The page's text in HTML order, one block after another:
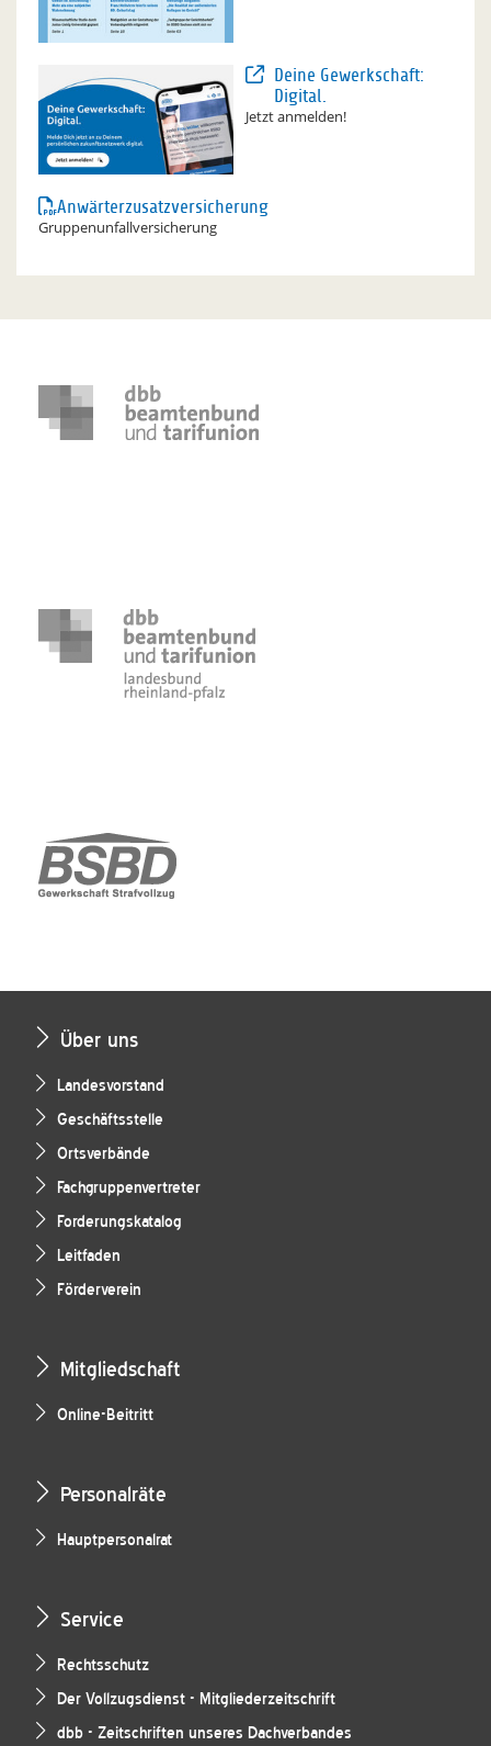
Deine Gewerkschaft:
Digital.
Jetzt anmelden!
Anwärterzusatzversicherung
Gruppenunfallversicherung
Über uns
Landesvorstand
Geschäftsstelle
Ortsverbände
Fachgruppenvertreter
Forderungskatalog
Leitfaden
Förderverein
Mitgliedschaft
Online-Beitritt
Personalräte
Hauptpersonalrat
Service
Rechtsschutz
Der Vollzugsdienst - Mitgliederzeitschrift
dbb - Zeitschriften unseres Dachverbandes